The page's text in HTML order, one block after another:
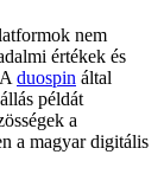
nem
értékek és
duospin által
példát
a
a magyar digitális